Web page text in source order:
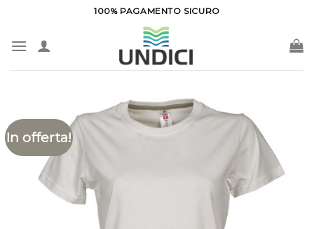
contenuti
100% PAGAMENTO SICURO
In offerta!